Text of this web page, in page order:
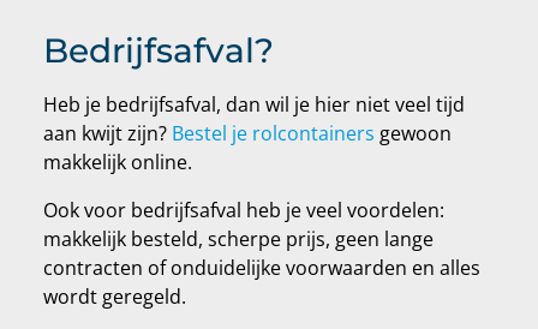
Bedrijfsafval?
Heb je bedrijfsafval, dan wil je hier niet veel tijd
aan kwijt zijn? Bestel je rolcontainers gewoon
makkelijk online.
Ook voor bedrijfsafval heb je veel voordelen:
makkelijk besteld, scherpe prijs, geen lange
contracten of onduidelijke voorwaarden en alles
wordt geregeld.